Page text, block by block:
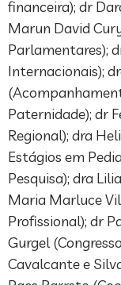
financeira); dr
Marun David
Parlamentares);
Internacionais);
Paternidade); dr
Regional); dra
Estágios em
Pesquisa); dra
Maria Marluce
Profissional); dr
Gurgel
Cavalcante e